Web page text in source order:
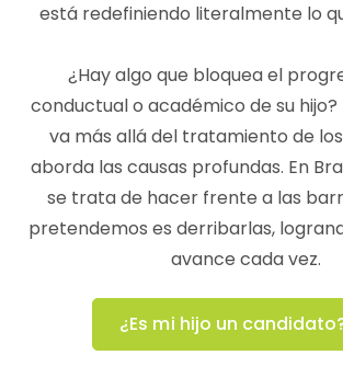
está redefiniendo literalmente lo
¿Hay algo que bloquea el
conductual o académico de su hijo?
va más allá del tratamiento de
aborda las causas profundas. En
se trata de hacer frente a las
pretendemos es derribarlas,
avance cada vez.
¿Es mi hijo un